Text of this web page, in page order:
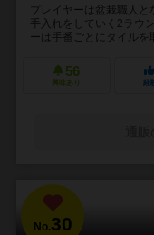
プレイヤーは盆栽職人
手入れをしていく2ラウ
ーは手番ごとにタイルを
56
興味あり 経
No.30